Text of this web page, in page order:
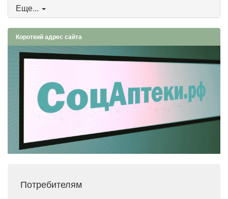
Еще...
Короткий адрес сайта
Потребителям